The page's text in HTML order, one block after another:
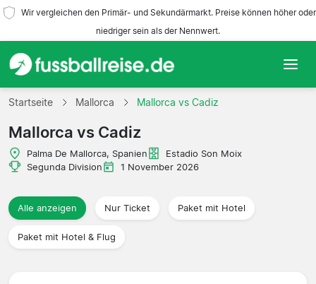
Wir vergleichen den Primär- und Sekundärmarkt. Preise können höher oder
niedriger sein als der Nennwert.
Startseite
Mannschaften
Ligen
Reisebüros
Startseite Mallorca Mallorca vs Cadiz
Mallorca vs Cadiz
Palma De Mallorca, Spanien
Estadio Son Moix
Segunda Division
1 November 2026
Alle anzeigen Nur Ticket Paket mit Hotel
Paket mit Hotel & Flug